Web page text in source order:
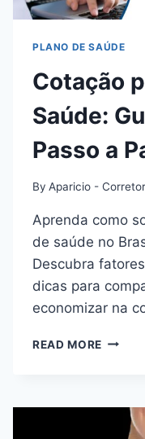
PLANO DE SAÚDE
Cotação
Saúde:
Passo a
By Aparicio - Corretor
Aprenda como
de saúde no
Descubra
dicas para
economizar na
READ MORE
GUIA